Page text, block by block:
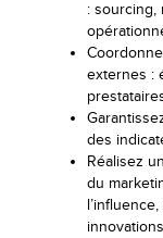
: sourcing,
externes :
des
Réalisez
du